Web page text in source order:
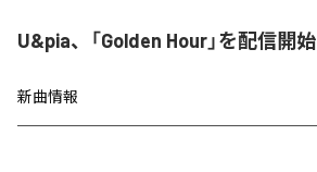
U&pia、「Golden Hour」を配信開始
新曲情報